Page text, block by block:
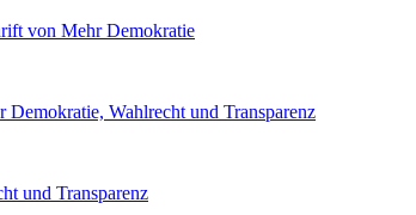
von Mehr Demokratie
Wahlrecht und Transparenz
und Transparenz